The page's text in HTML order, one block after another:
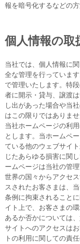
報を暗号化するなどの
個人情報の取
当社では、個人情報に
全な管理を行っていま
で管理いたします。特
者に開示・貸与、譲渡
し出があった場合や当
はこの限りではありませ
当社ホームページの利
とします。当ホームペ
ている他のウェブサイ
じたあらゆる損害に関
ームページは当社の管
世界の国々からアクセ
スされたお客さまは、
条例に拘束されること
イト上で、お客さまの
あるか否かについては
サイトへのアクセスは
トの利用に関しての責